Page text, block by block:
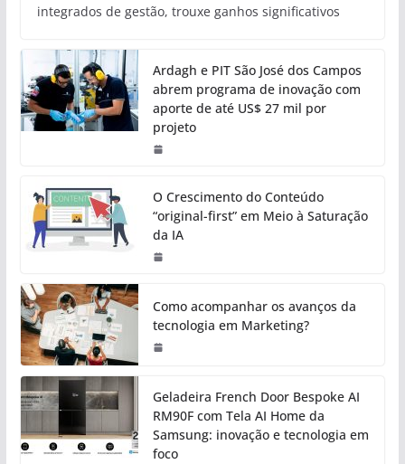
integrados de gestão, trouxe ganhos significativos
Ardagh e PIT São José dos Campos
abrem programa de inovação com
aporte de até US$ 27 mil por
projeto
O Crescimento do Conteúdo
“original-first” em Meio à Saturação
da IA
Como acompanhar os avanços da
tecnologia em Marketing?
Geladeira French Door Bespoke AI
RM90F com Tela AI Home da
Samsung: inovação e tecnologia em
foco